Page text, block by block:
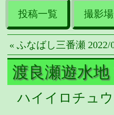
投稿一覧 撮影
« ふなばし三番瀬 2022/
渡良瀬遊水地
ハイイロチュウ